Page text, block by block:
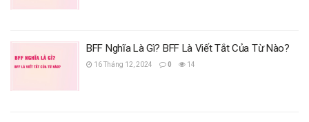
BFF Nghĩa Là Gì? BFF Là Viết Tắt Của Từ Nào?
16 Tháng 12, 2024 0 14